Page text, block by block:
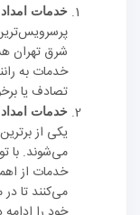
خدمات
شرق تهران
خدمات به
تصادف یا
خدمات امداد
یکی از
می‌شوند. با
خدمات از
می‌کنند تا